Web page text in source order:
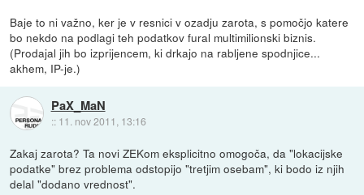
Baje to ni važno, ker je v resnici v ozadju zarota, s pomočjo katere
bo nekdo na podlagi teh podatkov fural multimilionski biznis.
(Prodajal jih bo izprijencem, ki drkajo na rabljene spodnjice...
akhem, IP-je.)
PaX_MaN
:: 11. nov 2011, 13:16
Zakaj zarota? Ta novi ZEKom eksplicitno omogoča, da "lokacijske
podatke" brez problema odstopijo "tretjim osebam", ki bodo iz njih
delal "dodano vrednost".